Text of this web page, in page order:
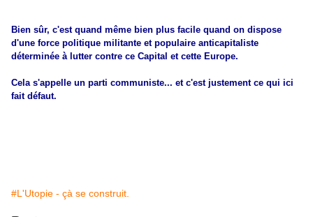
Bien sûr, c'est quand même bien plus facile quand on dispose
d'une force politique militante et populaire anticapitaliste
déterminée à lutter contre ce Capital et cette Europe.
Cela s'appelle un parti communiste... et c'est justement ce qui ici
fait défaut.
#L'Utopie - çà se construit.